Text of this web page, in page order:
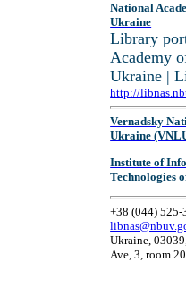
National
Ukraine
Library
Academy
Ukraine |
http://
Vernadsky
Ukraine
Institute of
Technologies
+38 (044) 525-
Ukraine,
Ave, 3, room